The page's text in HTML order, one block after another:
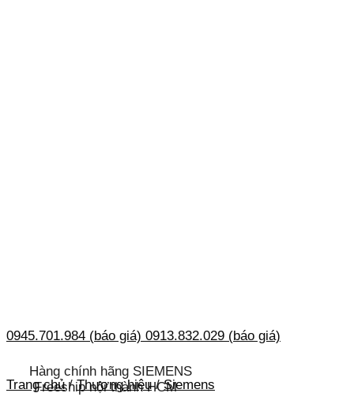
0945.701.984 (báo giá) 0913.832.029 (báo giá)
Hàng chính hãng SIEMENS
Freeship nội thành HCM
Trang chủ / Thương hiệu / Siemens